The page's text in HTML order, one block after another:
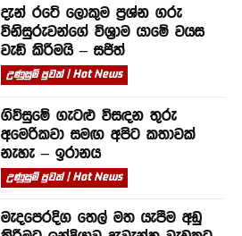
දැන් රටේ ලොකුම ප්‍රශ්න ගරු
විනිසුරුවන්ගේ විශ්‍රාම යාමේ වයස
වැඩි කිරීමයි – සජිත්
උණුසුම් පුවත් | Hot News
ගිවිසුමේ ගැටළු විසඳන තුරු
අමෙරිකවා සමඟ අපිට කතාවක්
නැහැ – ඉරානය
උණුසුම් පුවත් | Hot News
මැදපෙරදිග තෙල් මත යැපීම අඩු